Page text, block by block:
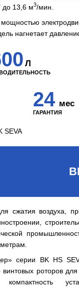
до 13,6 м3/мин.
нагнетает
Л
24 мес
ГАРАНТИЯ
сжатия воздуха,
серии BK HS
роторов
компактность